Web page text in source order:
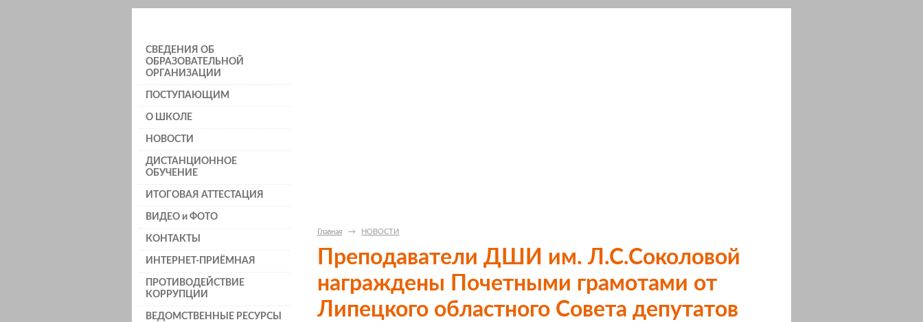
СВЕДЕНИЯ ОБ
ОБРАЗОВАТЕЛЬНОЙ
ОРГАНИЗАЦИИ
ПОСТУПАЮЩИМ
О ШКОЛЕ
НОВОСТИ
ДИСТАНЦИОННОЕ
ОБУЧЕНИЕ
ИТОГОВАЯ АТТЕСТАЦИЯ
ВИДЕО и ФОТО
КОНТАКТЫ
ИНТЕРНЕТ-ПРИЁМНАЯ
ПРОТИВОДЕЙСТВИЕ
КОРРУПЦИИ
ВЕДОМСТВЕННЫЕ РЕСУРСЫ
Главная → НОВОСТИ
Преподаватели ДШИ им. Л.С.Соколовой
награждены Почетными грамотами от
Липецкого областного Совета депутатов